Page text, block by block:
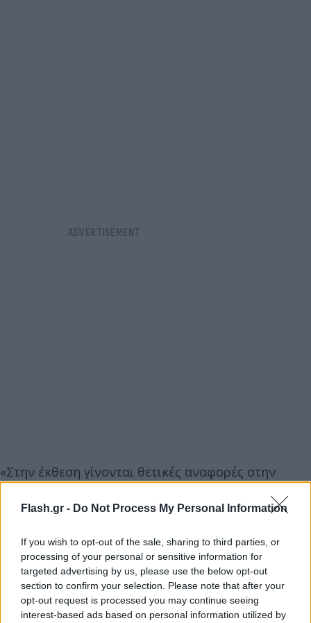
Flash.gr - Do Not Process My Personal Information
If you wish to opt-out of the sale, sharing to third parties, or
processing of your personal or sensitive information for
targeted advertising by us, please use the below opt-out
section to confirm your selection. Please note that after your
opt-out request is processed you may continue seeing
interest-based ads based on personal information utilized by
«Στην έκθεση γίνονται θετικές αναφορές στην
στην πρόοδο που έχει σημειωθεί στην εκδίκαση
του συστήματος και της διαδικασίας ελέγχου των
δηλώσεων περιουσιακής κατάστασης και στη
θεσμοθέτηση της προστασίας των μαρτύρων
δημοσίου συμφέροντος.